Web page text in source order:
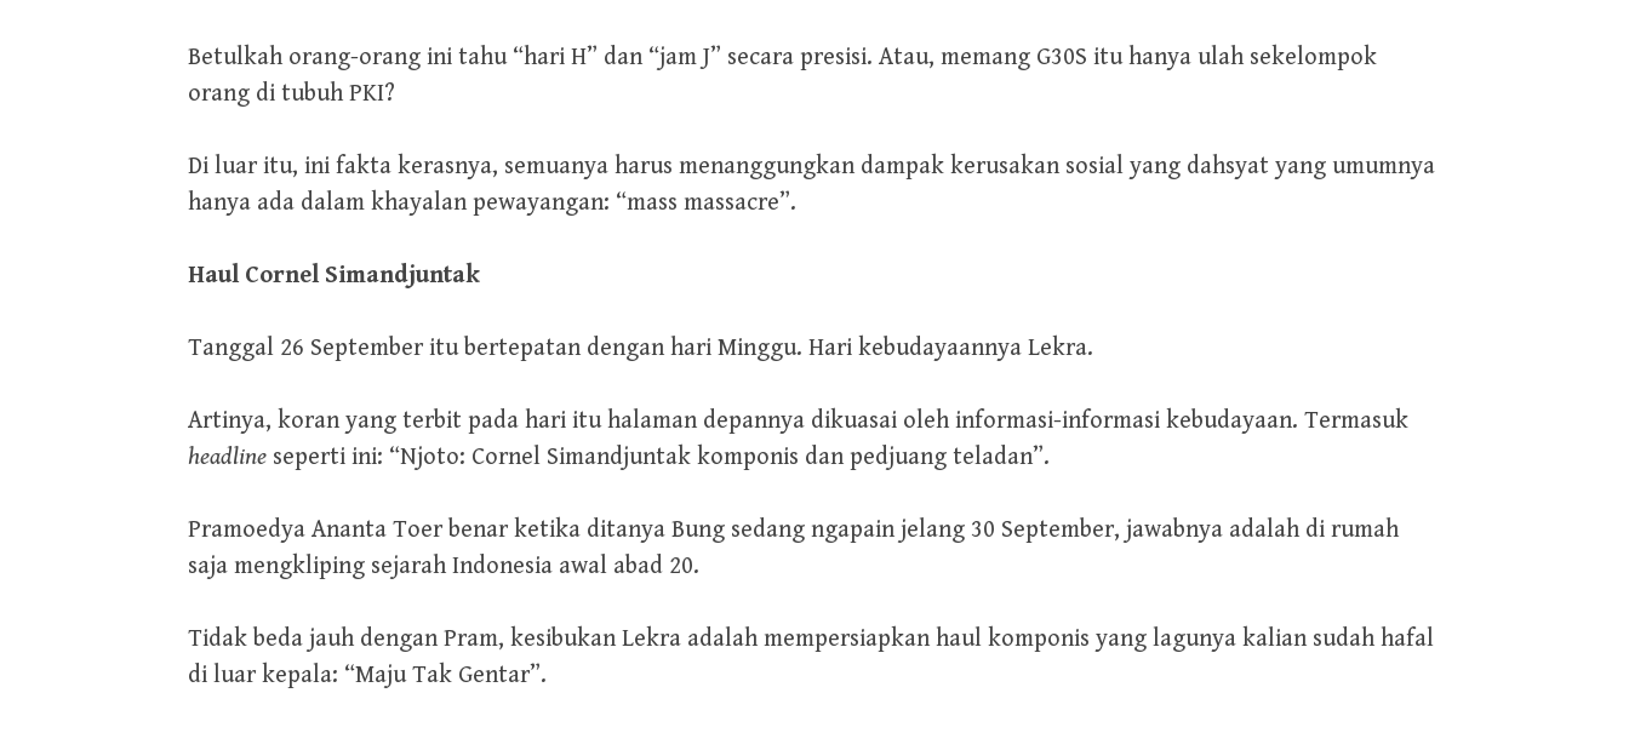
Betulkah orang-orang ini tahu “hari H” dan “jam J” secara presisi. Atau, memang G30S itu hanya ulah sekelompok
orang di tubuh PKI?
Di luar itu, ini fakta kerasnya, semuanya harus menanggungkan dampak kerusakan sosial yang dahsyat yang umumnya
hanya ada dalam khayalan pewayangan: “mass massacre”.
Haul Cornel Simandjuntak
Tanggal 26 September itu bertepatan dengan hari Minggu. Hari kebudayaannya Lekra.
Artinya, koran yang terbit pada hari itu halaman depannya dikuasai oleh informasi-informasi kebudayaan. Termasuk
headlineseperti ini: “Njoto: Cornel Simandjuntak komponis dan pedjuang teladan”.
Pramoedya Ananta Toer benar ketika ditanya Bung sedang ngapain jelang 30 September, jawabnya adalah di rumah
saja mengkliping sejarah Indonesia awal abad 20.
Tidak beda jauh dengan Pram, kesibukan Lekra adalah mempersiapkan haul komponis yang lagunya kalian sudah hafal
di luar kepala: “Maju Tak Gentar”.